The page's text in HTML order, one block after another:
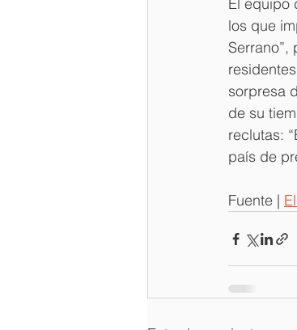
El equipo
los que
sorpresa
de su
reclutas:
país de
Fuente |